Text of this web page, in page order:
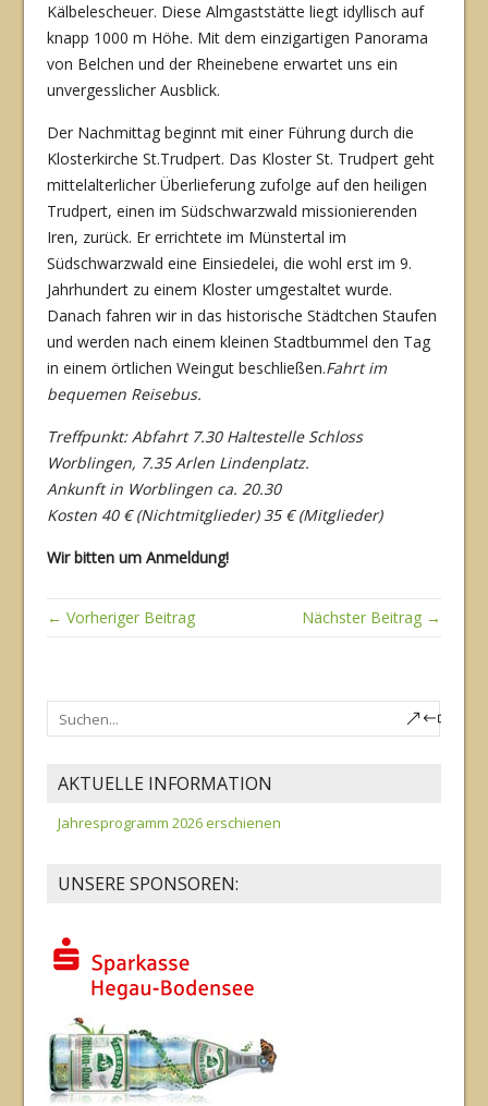
Kälbelescheuer. Diese Almgast­stätte liegt idyllisch auf
knapp 1000 m Höhe. Mit dem einzigartigen Panorama
von Bel­chen und der Rheinebene erwartet uns ein
unvergesslicher Ausblick.
Der Nachmittag beginnt mit einer Führung durch die
Klosterkirche St.Trudpert. Das Kloster St. Trudpert geht
mittelalterlicher Überlieferung zufolge auf den heiligen
Trud­pert, einen im Südschwarzwald missionierenden
Iren, zurück. Er errichtete im Münstertal im
Südschwarzwald eine Einsiedelei, die wohl erst im 9.
Jahrhundert zu einem Kloster umgestaltet wurde.
Danach fahren wir in das historische Städtchen Staufen
und werden nach einem kleinen Stadtbummel den Tag
in einem örtlichen Weingut beschließen.Fahrt im
bequemen Reisebus.
Treffpunkt: Abfahrt 7.30 Haltestelle Schloss
Worblingen, 7.35 Arlen Lindenplatz.
Ankunft in Worblingen ca. 20.30
Kosten 40 € (Nichtmitglieder) 35 € (Mitglieder)
Wir bitten um Anmeldung!
← Vorheriger Beitrag Nächster Beitrag →
AKTUELLE INFORMATION
Jahresprogramm 2026 erschienen
UNSERE SPONSOREN: